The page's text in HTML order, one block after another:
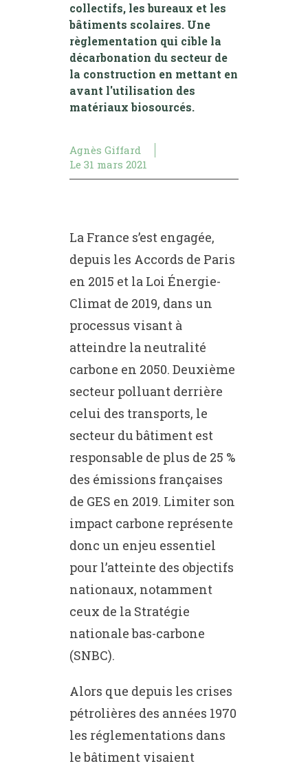
collectifs, les bureaux et les
bâtiments scolaires. Une
règlementation qui cible la
décarbonation du secteur de
la construction en mettant en
avant l'utilisation des
matériaux biosourcés.
Agnès Giffard
Le 31 mars 2021
La France s’est engagée,
depuis les Accords de Paris
en 2015 et la Loi Énergie-
Climat de 2019, dans un
processus visant à
atteindre la neutralité
carbone en 2050. Deuxième
secteur polluant derrière
celui des transports, le
secteur du bâtiment est
responsable de plus de 25 %
des émissions françaises
de GES en 2019. Limiter son
impact carbone représente
donc un enjeu essentiel
pour l’atteinte des objectifs
nationaux, notamment
ceux de la Stratégie
nationale bas-carbone
(SNBC).
Alors que depuis les crises
pétrolières des années 1970
les réglementations dans
le bâtiment visaient